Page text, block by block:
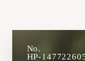
No.
HP-